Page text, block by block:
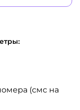
(смс на